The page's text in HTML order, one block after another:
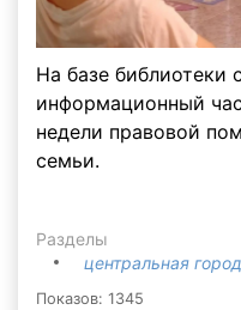
На базе библиотеки
информационный
недели правовой
семьи.
Разделы
центральная
Показов: 1345